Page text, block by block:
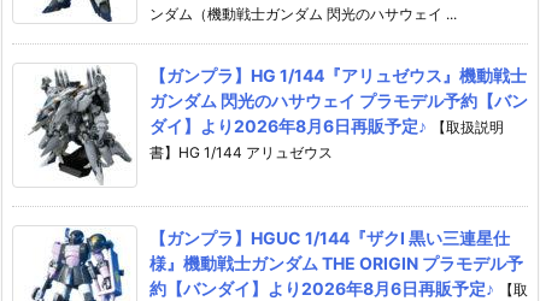
ンダム（機動戦士ガンダム 閃光のハサウェイ ...
【ガンプラ】HG 1/144『アリュゼウス』機動戦士
ガンダム 閃光のハサウェイ プラモデル予約【バン
ダイ】より2026年8月6日再販予定♪
【取扱説明
書】HG 1/144 アリュゼウス
【ガンプラ】HGUC 1/144『ザクI 黒い三連星仕
様』機動戦士ガンダム THE ORIGIN プラモデル予
約【バンダイ】より2026年8月6日再販予定♪
【取